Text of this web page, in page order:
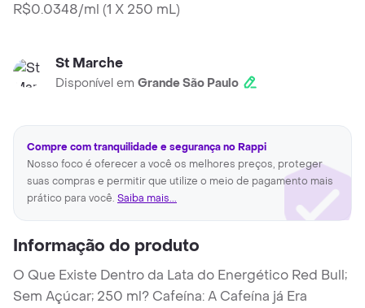
R$0.0348/ml (1 X 250 mL)
St Marche
Disponível em Grande São Paulo
Compre com tranquilidade e segurança no Rappi
Nosso foco é oferecer a você os melhores preços, proteger
suas compras e permitir que utilize o meio de pagamento mais
prático para você. Saiba mais...
Informação do produto
O Que Existe Dentro da Lata do Energético Red Bull;
Sem Açúcar; 250 ml? Cafeína: A Cafeína já Era